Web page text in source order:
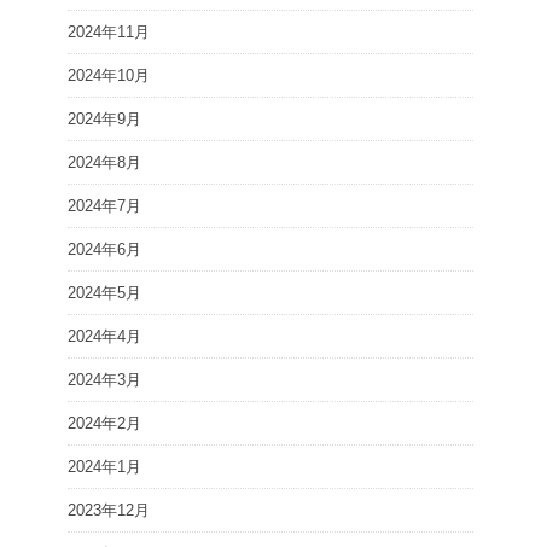
2024年11月
2024年10月
2024年9月
2024年8月
2024年7月
2024年6月
2024年5月
2024年4月
2024年3月
2024年2月
2024年1月
2023年12月